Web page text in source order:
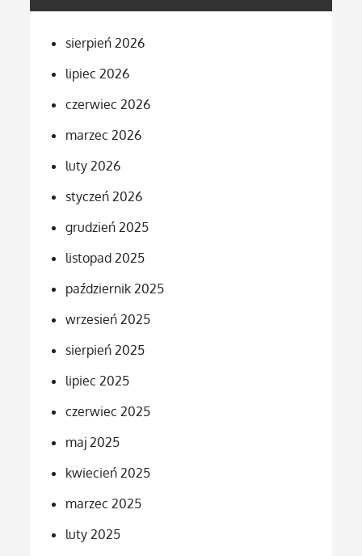
sierpień 2026
lipiec 2026
czerwiec 2026
marzec 2026
luty 2026
styczeń 2026
grudzień 2025
listopad 2025
październik 2025
wrzesień 2025
sierpień 2025
lipiec 2025
czerwiec 2025
maj 2025
kwiecień 2025
marzec 2025
luty 2025